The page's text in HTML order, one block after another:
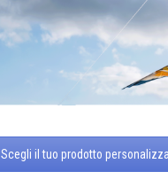
Scegli il tuo prodotto